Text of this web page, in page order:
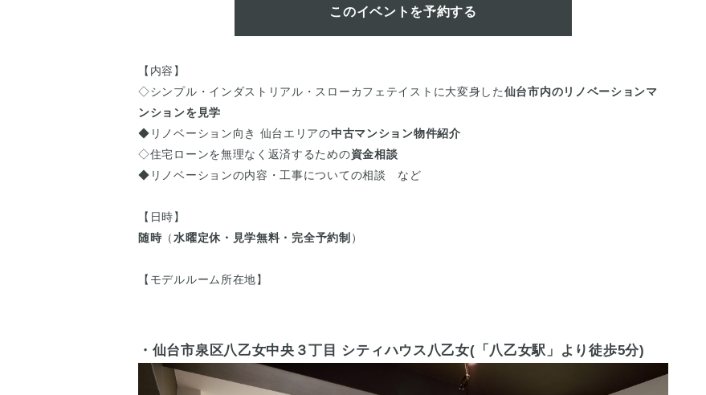
このイベントを予約する
【内容】
◇シンプル・インダストリアル・スローカフェテイストに大変身した仙台市内のリノベーションマ
ンションを見学
◆リノベーション向き 仙台エリアの中古マンション物件紹介
◇住宅ローンを無理なく返済するための資金相談
◆リノベーションの内容・工事についての相談 など
【日時】
随時 （水曜定休・見学無料・完全予約制）
【モデルルーム所在地】
・仙台市泉区八乙女中央３丁目 シティハウス八乙女(「八乙女駅」より徒歩5分)